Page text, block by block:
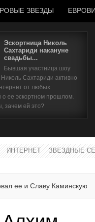
ЗВЕЗДЫ
Эскортница Николь
Сахтариди накануне
свадьбы...
Бывшая участница шоу
Сахтариди активно
от любых
о ее эскортном прошлом.
зачем ей это?
ИНТЕРНЕТ ЗВЕЗДНЫЕ
ее и Славу Каминскую
Имя